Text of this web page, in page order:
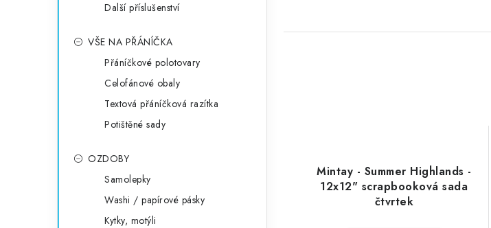
Další příslušenství
VŠE NA PŘÁNÍČKA
Přáníčkové polotovary
Celofánové obaly
Textová přáníčková razítka
Potištěné sady
OZDOBY
Samolepky
Washi / papírové pásky
Kytky, motýli
Mintay - Summer Highlands -
12x12" scrapbooková sada
čtvrtek